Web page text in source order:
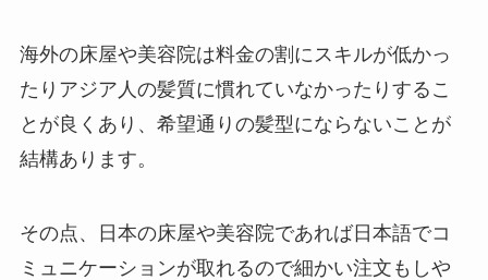
海外の床屋や美容院は料金の割にスキルが低かっ
たりアジア人の髪質に慣れていなかったりするこ
とが良くあり、希望通りの髪型にならないことが
結構あります。
その点、日本の床屋や美容院であれば日本語でコ
ミュニケーションが取れるので細かい注文もしや